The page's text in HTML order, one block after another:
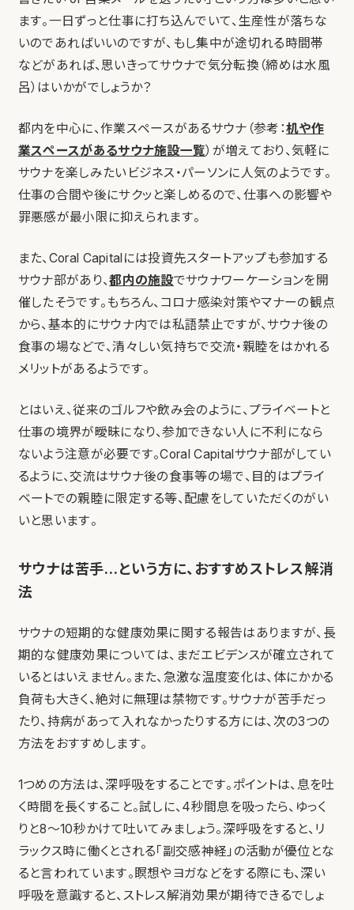
ます。一日ずっと仕事に打ち込んでいて、生産性が落ちな
いのであればいいのですが、もし集中が途切れる時間帯
などがあれば、思いきってサウナで気分転換（締めは水風
呂）はいかがでしょうか？
都内を中心に、作業スペースがあるサウナ（参考：机や作
業スペースがあるサウナ施設一覧）が増えており、気軽に
サウナを楽しみたいビジネス・パーソンに人気のようです。
仕事の合間や後にサクッと楽しめるので、仕事への影響や
罪悪感が最小限に抑えられます。
また、Coral Capitalには投資先スタートアップも参加する
サウナ部があり、都内の施設でサウナワーケーションを開
催したそうです。もちろん、コロナ感染対策やマナーの観点
から、基本的にサウナ内では私語禁止ですが、サウナ後の
食事の場などで、清々しい気持ちで交流・親睦をはかれる
メリットがあるようです。
とはいえ、従来のゴルフや飲み会のように、プライベートと
仕事の境界が曖昧になり、参加できない人に不利になら
ないよう注意が必要です。Coral Capitalサウナ部がしてい
るように、交流はサウナ後の食事等の場で、目的はプライ
ベートでの親睦に限定する等、配慮をしていただくのがい
いと思います。
サウナは苦手…という方に、おすすめストレス解消
法
サウナの短期的な健康効果に関する報告はありますが、長
期的な健康効果については、まだエビデンスが確立されて
いるとはいえません。また、急激な温度変化は、体にかかる
負荷も大きく、絶対に無理は禁物です。サウナが苦手だっ
たり、持病があって入れなかったりする方には、次の3つの
方法をおすすめします。
1つめの方法は、深呼吸をすることです。ポイントは、息を吐
く時間を長くすること。試しに、4秒間息を吸ったら、ゆっく
りと8〜10秒かけて吐いてみましょう。深呼吸をすると、リ
ラックス時に働くとされる「副交感神経」の活動が優位とな
ると言われています。瞑想やヨガなどをする際にも、深い
呼吸を意識すると、ストレス解消効果が期待できるでしょ